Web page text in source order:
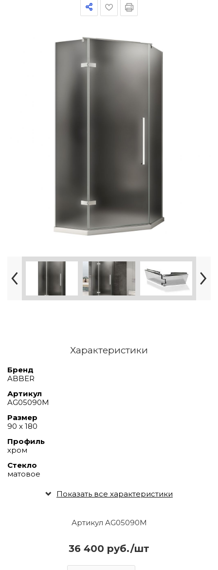
Артикул AG05090M
36 400 руб./шт
Характеристики
Бренд
ABBER
Артикул
AG05090M
Размер
90 х 180
Профиль
хром
Стекло
матовое
Показать все характеристики